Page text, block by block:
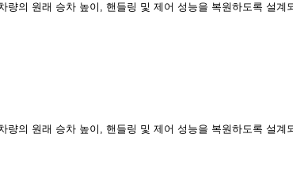
의 원래 승차 높이, 핸들링 및 제어 성능을 복원하도록 설계
의 원래 승차 높이, 핸들링 및 제어 성능을 복원하도록 설계